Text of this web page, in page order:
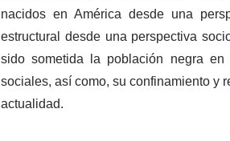
nacidos en América desde una
estructural desde una perspectiva
sido sometida la población negra
sociales, así como, su confinamiento y
actualidad.